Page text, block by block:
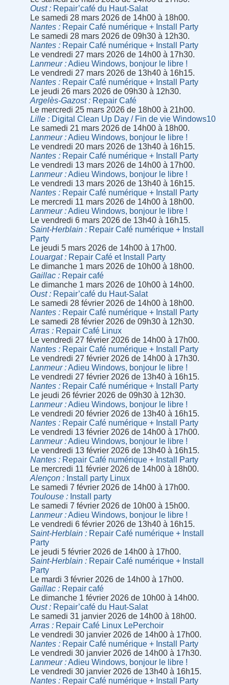
Oust
Repair’café du Haut-Salat
Le samedi 28 mars 2026 de 14h00 à 18h00.
Nantes
Repair Café numérique + Install Party
Le samedi 28 mars 2026 de 09h30 à 12h30.
Nantes
Repair Café numérique + Install Party
Le vendredi 27 mars 2026 de 14h00 à 17h30.
Lanmeur
Adieu Windows, bonjour le libre !
Le vendredi 27 mars 2026 de 13h40 à 16h15.
Nantes
Repair Café numérique + Install Party
Le jeudi 26 mars 2026 de 09h30 à 12h30.
Argelès-Gazost
Repair Café
Le mercredi 25 mars 2026 de 18h00 à 21h00.
Lille
Digital Clean Up Day / Fin de vie Windows10
Le samedi 21 mars 2026 de 14h00 à 18h00.
Lanmeur
Adieu Windows, bonjour le libre !
Le vendredi 20 mars 2026 de 13h40 à 16h15.
Nantes
Repair Café numérique + Install Party
Le vendredi 13 mars 2026 de 14h00 à 17h00.
Lanmeur
Adieu Windows, bonjour le libre !
Le vendredi 13 mars 2026 de 13h40 à 16h15.
Nantes
Repair Café numérique + Install Party
Le mercredi 11 mars 2026 de 14h00 à 18h00.
Lanmeur
Adieu Windows, bonjour le libre !
Le vendredi 6 mars 2026 de 13h40 à 16h15.
Saint-Herblain
Repair Café numérique + Install
Party
Le jeudi 5 mars 2026 de 14h00 à 17h00.
Louargat
Repair Café et Install Party
Le dimanche 1 mars 2026 de 10h00 à 18h00.
Gaillac
Repair café
Le dimanche 1 mars 2026 de 10h00 à 14h00.
Oust
Repair’café du Haut-Salat
Le samedi 28 février 2026 de 14h00 à 18h00.
Nantes
Repair Café numérique + Install Party
Le samedi 28 février 2026 de 09h30 à 12h30.
Arras
Repair Café Linux
Le vendredi 27 février 2026 de 14h00 à 17h00.
Nantes
Repair Café numérique + Install Party
Le vendredi 27 février 2026 de 14h00 à 17h30.
Lanmeur
Adieu Windows, bonjour le libre !
Le vendredi 27 février 2026 de 13h40 à 16h15.
Nantes
Repair Café numérique + Install Party
Le jeudi 26 février 2026 de 09h30 à 12h30.
Lanmeur
Adieu Windows, bonjour le libre !
Le vendredi 20 février 2026 de 13h40 à 16h15.
Nantes
Repair Café numérique + Install Party
Le vendredi 13 février 2026 de 14h00 à 17h00.
Lanmeur
Adieu Windows, bonjour le libre !
Le vendredi 13 février 2026 de 13h40 à 16h15.
Nantes
Repair Café numérique + Install Party
Le mercredi 11 février 2026 de 14h00 à 18h00.
Alençon
Install party Linux
Le samedi 7 février 2026 de 14h00 à 17h00.
Toulouse
Install party
Le samedi 7 février 2026 de 10h00 à 15h00.
Lanmeur
Adieu Windows, bonjour le libre !
Le vendredi 6 février 2026 de 13h40 à 16h15.
Saint-Herblain
Repair Café numérique + Install
Party
Le jeudi 5 février 2026 de 14h00 à 17h00.
Saint-Herblain
Repair Café numérique + Install
Party
Le mardi 3 février 2026 de 14h00 à 17h00.
Gaillac
Repair café
Le dimanche 1 février 2026 de 10h00 à 14h00.
Oust
Repair’café du Haut-Salat
Le samedi 31 janvier 2026 de 14h00 à 18h00.
Arras
Repair Café Linux LePerchoir
Le vendredi 30 janvier 2026 de 14h00 à 17h00.
Nantes
Repair Café numérique + Install Party
Le vendredi 30 janvier 2026 de 14h00 à 17h30.
Lanmeur
Adieu Windows, bonjour le libre !
Le vendredi 30 janvier 2026 de 13h40 à 16h15.
Nantes
Repair Café numérique + Install Party